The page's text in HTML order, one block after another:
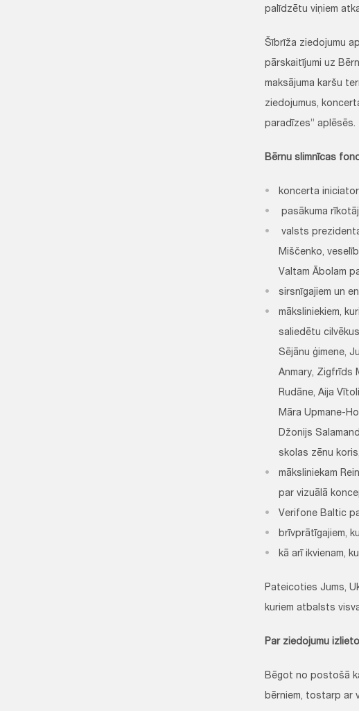
palīdzētu viņiem
Šībrīža ziedojumu
pārskaitījumi uz
maksājuma karšu
ziedojumus,
paradīzes” aplēsēs.
Bērnu slimnīcas
koncerta
pasākuma
valsts
Miščenko,
Valtam Ābolam
sirsnīgajiem un
māksliniekiem,
saliedētu
Sējānu ģimene,
Anmary, Zigfrīds
Rudāne, Aija
Māra Upmane-
Džonijs
skolas zēnu
māksliniekam
par vizuālā
Verifone Baltic
brīvprātīgajiem,
kā arī ikvienam,
Pateicoties Jums,
kuriem atbalsts
Par ziedojumu
Bēgot no postošā
bērniem, tostarp ar